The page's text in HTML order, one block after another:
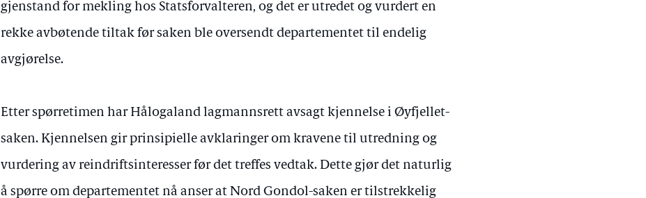
gjenstand for mekling hos Statsforvalteren, og det er utredet og vurdert en
rekke avbøtende tiltak før saken ble oversendt departementet til endelig
avgjørelse.
Etter spørretimen har Hålogaland lagmannsrett avsagt kjennelse i Øyfjellet-
saken. Kjennelsen gir prinsipielle avklaringer om kravene til utredning og
vurdering av reindriftsinteresser før det treffes vedtak. Dette gjør det naturlig
å spørre om departementet nå anser at Nord Gondol-saken er tilstrekkelig